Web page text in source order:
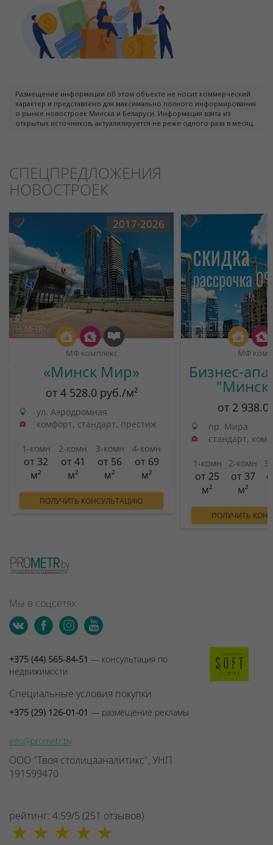
Размещение информации об этом объекте не носит коммерческий
характер и представлено для максимально полного информирования
о рынке новостроек Минска и Беларуси. Информация взята из
открытых источников, актуализируется не реже одного раза в месяц.
СПЕЦПРЕДЛОЖЕНИЯ
НОВОСТРОЕК
2017-2026
МФ комплекс
«Минск Мир»
от 4 528.0 руб./м²
ул. Аэродромная
комфорт, стандарт, престиж
1-комн
от 32
м²
2-комн
от 41
м²
3-комн
от 56
м²
4-комн
от 69
м²
ПОЛУЧИТЬ КОНСУЛЬТАЦИЮ
МФ
Бизнес-
от 2
пр. Мира
стандарт,
1-комн
от 25
м²
2-комн
от 37
м²
ПОЛУЧИТЬ
Мы в соцсетях
+375 (44) 565-84-51 — консультация по
недвижимости
Специальные условия покупки
+375 (29) 126-01-01 — размещение рекламы
info@prometr.by
ООО "Твоя столицааналитикс", УНП
191599470
рейтинг: 4.59/5 (251 отзывов)